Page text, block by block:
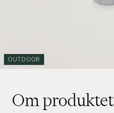
OUTDOOR
Om produktet